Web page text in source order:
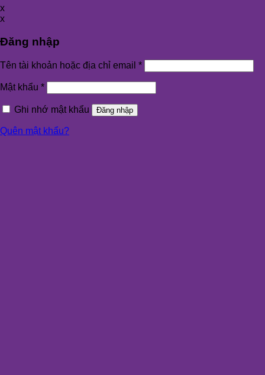
x
x
Đăng nhập
Tên tài khoản hoặc địa chỉ email *
Mật khẩu *
Ghi nhớ mật khẩu Đăng nhập
Quên mật khẩu?